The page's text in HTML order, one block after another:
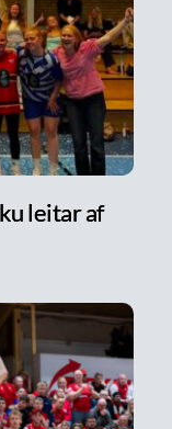
leitar af